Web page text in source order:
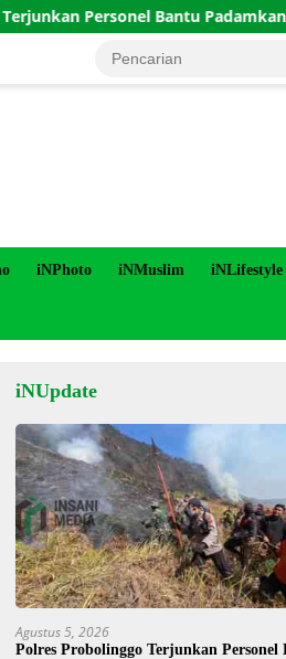
Bantu Padamkan Kebakaran
iNPhoto iNMuslim iNLifestyle
iNUpdate
Agustus 5, 2026
Polres Probolinggo Terjunkan Personel